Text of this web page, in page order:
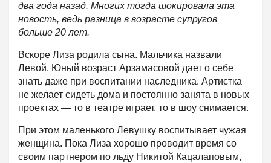
два года назад. Многих тогда шокировала эта
новость, ведь разница в возрасте супругов
больше 20 лет.
Вскоре Лиза родила сына. Мальчика назвали
Левой. Юный возраст Арзамасовой дает о себе
знать даже при воспитании наследника. Артистка
не желает сидеть дома и постоянно занята в новых
проектах — то в театре играет, то в шоу снимается.
При этом маленького Левушку воспитывает чужая
женщина. Пока Лиза хорошо проводит время со
своим партнером по льду Никитой Кацалаповым,